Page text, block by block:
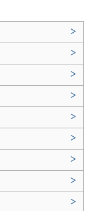
>
>
>
>
>
>
>
>
>